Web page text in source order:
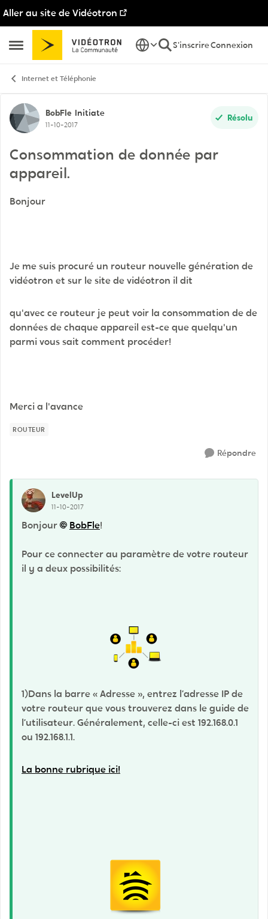
Aller au site de Vidéotron
Ouvrir Menu Latéral
Passer au contenu
S'inscrireConnexion
Internet et Téléphonie
Discussion de forum
BobFle Initiate
11-10-2017
Résolu
Consommation de donnée par
appareil.
Bonjour
Je me suis procuré un routeur nouvelle génération de
vidéotron et sur le site de vidéotron il dit
qu'avec ce routeur je peut voir la consommation de de
données de chaque appareil est-ce que quelqu'un
parmi vous sait comment procéder!
Merci a l'avance
ROUTEUR
Répondre
LevelUp
11-10-2017
Bonjour BobFle!
Pour ce connecter au paramètre de votre routeur
il y a deux possibilités:
1)Dans la barre « Adresse », entrez l’adresse IP de
votre routeur que vous trouverez dans le guide de
l’utilisateur. Généralement, celle-ci est 192.168.0.1
ou 192.168.1.1.
La bonne rubrique ici!